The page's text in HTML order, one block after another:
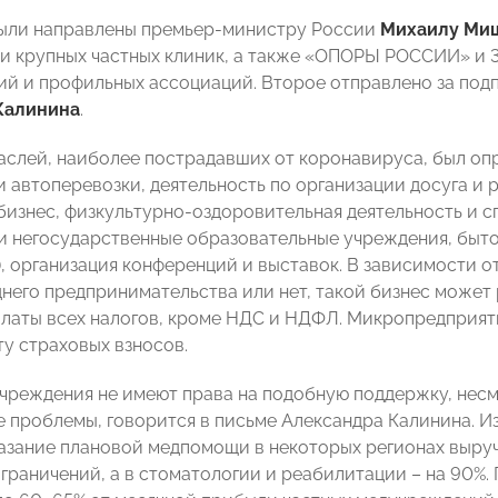
направлены премьер-министру России Михаилу
крупных частных клиник, а также «ОПОРЫ РОССИИ» и
и профильных ассоциаций. Второе отправлено за
.
наиболее пострадавших от коронавируса, был
автоперевозки, деятельность по организации досуга и
физкультурно-оздоровительная деятельность и
негосударственные образовательные учреждения,
организация конференций и выставок. В зависимости
предпринимательства или нет, такой бизнес
всех налогов, кроме НДС и НДФЛ.
страховых взносов.
не имеют права на подобную поддержку,
проблемы, говорится в письме Александра Калинина.
плановой медпомощи в некоторых регионах
а в стоматологии и реабилитации – на